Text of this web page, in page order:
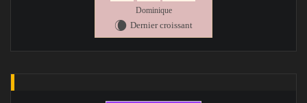
Dominique
W Dernier croissant